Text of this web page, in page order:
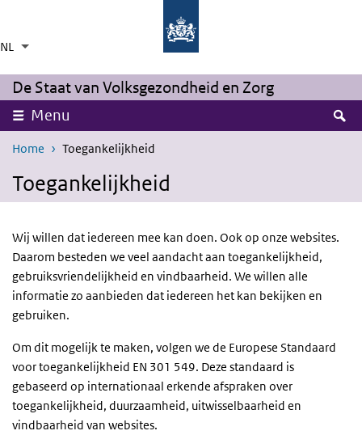
Overslaan en naar de inhoud gaan
NL Taalkeuze
Aanvullende acties weergeven
Ingeklapt
De Staat van Volksgezondheid en Zorg
Menu
Home Toegankelijkheid
Toegankelijkheid
Wij willen dat iedereen mee kan doen. Ook op onze websites.
Daarom besteden we veel aandacht aan toegankelijkheid,
gebruiksvriendelijkheid en vindbaarheid. We willen alle
informatie zo aanbieden dat iedereen het kan bekijken en
gebruiken.
Om dit mogelijk te maken, volgen we de Europese Standaard
voor toegankelijkheid EN 301 549. Deze standaard is
gebaseerd op internationaal erkende afspraken over
toegankelijkheid, duurzaamheid, uitwisselbaarheid en
vindbaarheid van websites.